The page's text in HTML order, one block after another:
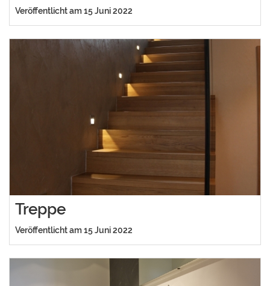
Veröffentlicht am 15 Juni 2022
Treppe
Veröffentlicht am 15 Juni 2022